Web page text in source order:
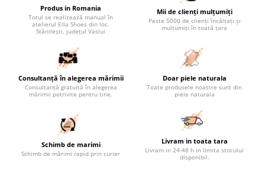
Produs in Romania
Totul se realizează manual în
atelierul Ella Shoes din loc.
Stănilești, județul Vaslui
Mii de clienți mulțumiți
Peste 5000 de clienți încălțați și
mulțumiți în toată țara
Consultanță în alegerea mărimii
Consultanță gratuită în alegerea
mărimii potrivite pentru tine.
Doar piele naturala
Toate produsele noastre sunt din
piele naturala
Schimb de marimi
Schimb de mărimi rapid prin curier
Livram in toata tara
Livram in 24-48 h in limita stocului
disponibil.